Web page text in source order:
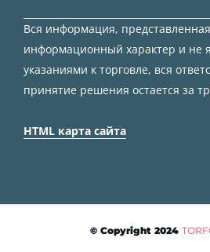
Вся информация,
информационный характер и не
указаниями к торговле, вся
принятие решения остается за
HTML карта сайта
© Copyright 2024